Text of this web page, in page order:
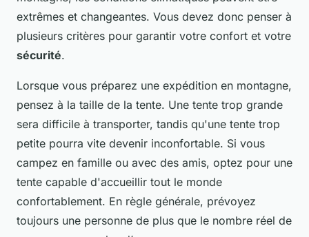
extrêmes et changeantes. Vous devez donc penser à
plusieurs critères pour garantir votre confort et votre
sécurité.
Lorsque vous préparez une expédition en montagne,
pensez à la taille de la tente. Une tente trop grande
sera difficile à transporter, tandis qu'une tente trop
petite pourra vite devenir inconfortable. Si vous
campez en famille ou avec des amis, optez pour une
tente capable d'accueillir tout le monde
confortablement. En règle générale, prévoyez
toujours une personne de plus que le nombre réel de